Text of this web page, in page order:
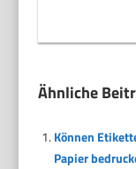
Ähnliche
Können
Papier